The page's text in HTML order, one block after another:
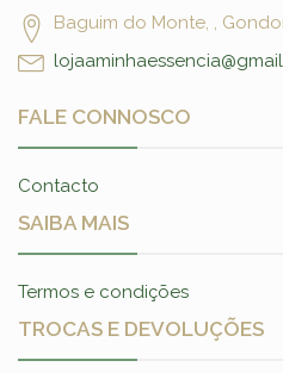
Baguim do Monte, ,
FALE CONNOSCO
Contacto
SAIBA MAIS
Termos e condições
TROCAS E DEVOLUÇÕES